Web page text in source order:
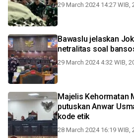
29 March 2024 14:27 WIB,
Bawaslu jelaskan
netralitas soal
29 March 2024 4:32 WIB,
Majelis Kehormatan
putuskan Anwar
kode etik
28 March 2024 16:19 WIB,